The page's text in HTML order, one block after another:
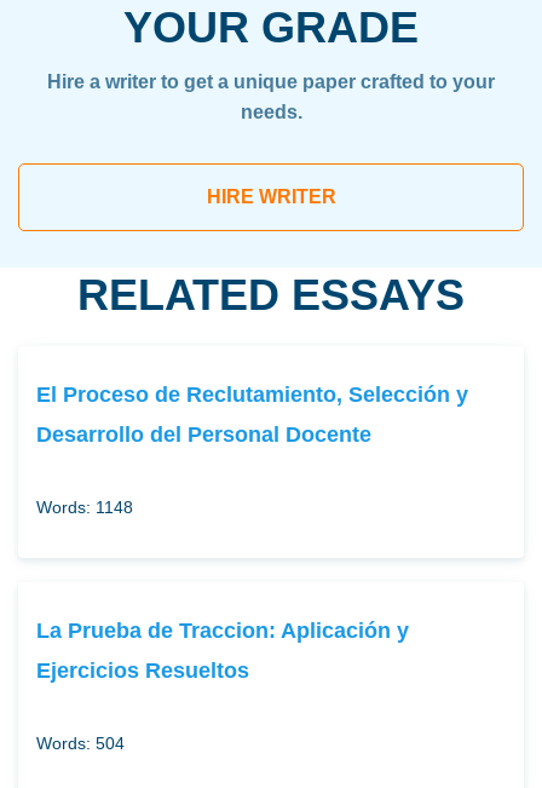
YOUR GRADE
Hire a writer to get a unique paper crafted to your
needs.
HIRE WRITER
RELATED ESSAYS
El Proceso de Reclutamiento, Selección y
Desarrollo del Personal Docente
Words: 1148
La Prueba de Traccion: Aplicación y
Ejercicios Resueltos
Words: 504